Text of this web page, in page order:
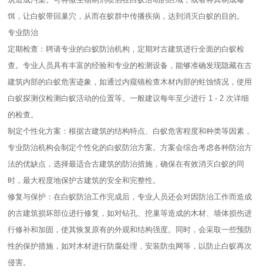
饵，让白蚁带回巢穴，从而在蚁群中传播疾病，达到消灭白蚁的目的。
专业防治
定期检查：聘请专业的白蚁防治机构，定期对古建筑进行全面的白蚁检
查。专业人员具有丰富的经验和专业的检测设备，能够准确发现隐藏在古
建筑内部的白蚁危害迹象，如通过内窥镜检查木材内部的蛀蚀情况，使用
白蚁探测仪检测白蚁活动的位置等。一般建议每年至少进行 1 - 2 次详细
的检查。
制定个性化方案：根据古建筑的结构特点、白蚁危害程度和种类等因素，
专业防治机构会制定个性化的白蚁防治方案。方案会综合考虑各种防治方
法的优缺点，选择最适合古建筑的防治措施，确保在有效消灭白蚁的同
时，最大程度地保护古建筑的安全和完整性。
修复与保护：在白蚁防治工作完成后，专业人员还会对因防治工作而造成
的古建筑损坏部位进行修复，如对钻孔、挖巢等造成的木材、墙体损伤进
行修补和加固，使其恢复原有的外观和结构强度。同时，会采取一些预防
性的保护措施，如对木材进行防腐处理，安装防虫网等，以防止白蚁再次
侵害。